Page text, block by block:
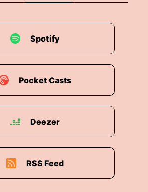
Spotify
Pocket Casts
Deezer
RSS Feed